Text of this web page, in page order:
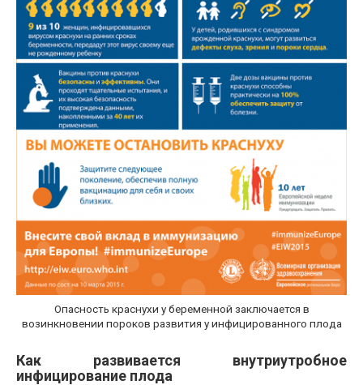
Опасность краснухи у беременной заключается в
возинкновении пороков развития у инфицированного плода
Как развивается внутриутробное
инфицирование плода